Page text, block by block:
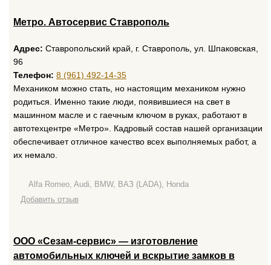
Метро. Автосервис Ставрополь
Адрес: Ставропольский край, г. Ставрополь, ул. Шпаковская,
96
Телефон: 8 (961) 492-14-35
Механиком можно стать, но настоящим механиком нужно
родиться. Именно такие люди, появившиеся на свет в
машинном масле и с гаечным ключом в руках, работают в
автотехцентре «Метро». Кадровый состав нашей организации
обеспечивает отличное качество всех выполняемых работ, а
их немало.
Alfa Romeo, Audi, BMW, ВАЗ (LADA), Honda
Добавить отзыв
ООО «Сезам-сервис» — изготовление
автомобильных ключей и вскрытие замков в